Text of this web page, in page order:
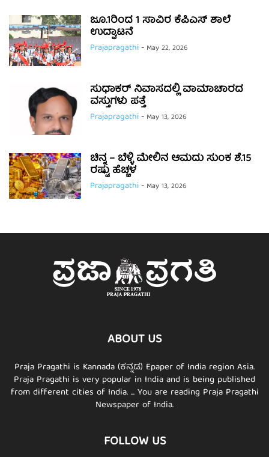
ಜೂ.1ರಿಂದ 1 ಸಾವಿರ ಕೆಪಿಎಸ್ ಶಾಲೆ
ಉದ್ಘಾಟನೆ
Prajapragathi- May 22, 2026
ಸುಧಾಕರ್ ನಿವಾಸದಲ್ಲಿ ವಾಮಾಚಾರದ
ವಸ್ತುಗಳು ಪತ್ತೆ
Prajapragathi- May 13, 2026
ಚಿನ್ನ – ಬೆಳ್ಳಿ ಮೇಲಿನ ಆಮದು ಸುಂಕ ಶೆ.15
ರಷ್ಟು ಹೆಚ್ಚಳ
Prajapragathi- May 13, 2026
ABOUT US
Praja Pragathi is Kannada (ಕನ್ನಡ) Epaper of India region Asia.
Praja Pragathi is very popular in India and is being published
from different cities of India. ... You are reading Praja Pragathi
Newspaper of India.
FOLLOW US